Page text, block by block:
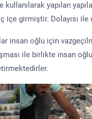
yapılan
girmiştir. Dolayısı ile
insan oğlu için
ile birlikte insan